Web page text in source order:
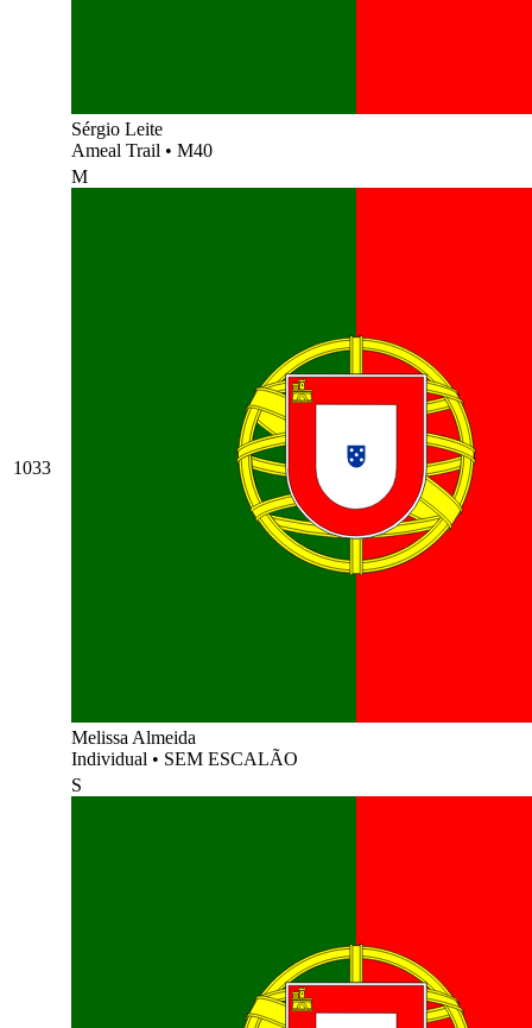
Sérgio Leite
Ameal Trail • M40
1033
M
Melissa Almeida
Individual • SEM ESCALÃO
S